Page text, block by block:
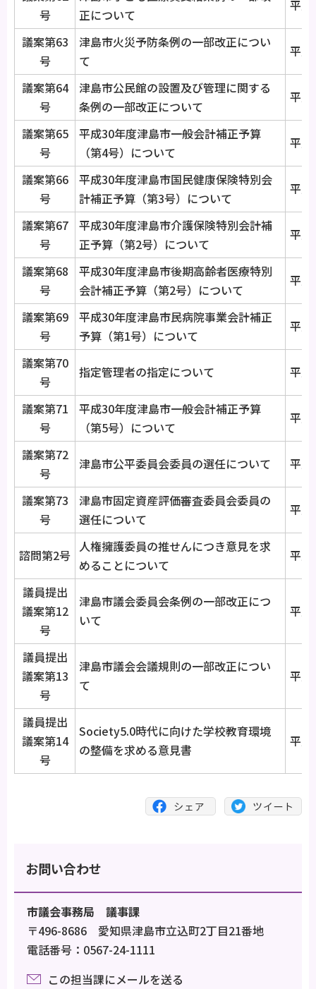
号
正について
平成
議案第63
号
津島市火災予防条例の一部改正につい
て
平成
議案第64
号
津島市公民館の設置及び管理に関する
条例の一部改正について
平成
議案第65
号
平成30年度津島市一般会計補正予算
（第4号）について
平成
議案第66
号
平成30年度津島市国民健康保険特別会
計補正予算（第3号）について
平成
議案第67
号
平成30年度津島市介護保険特別会計補
正予算（第2号）について
平成
議案第68
号
平成30年度津島市後期高齢者医療特別
会計補正予算（第2号）について
平成
議案第69
号
平成30年度津島市民病院事業会計補正
予算（第1号）について
平成
議案第70
号
指定管理者の指定について 平成
議案第71
号
平成30年度津島市一般会計補正予算
（第5号）について
平成
議案第72
号
津島市公平委員会委員の選任について 平成
議案第73
号
津島市固定資産評価審査委員会委員の
選任について
平成
諮問第2号
人権擁護委員の推せんにつき意見を求
めることについて
平成
議員提出
議案第12
号
津島市議会委員会条例の一部改正につ
いて
平成
議員提出
議案第13
号
津島市議会会議規則の一部改正につい
て
平成
議員提出
議案第14
号
Society5.0時代に向けた学校教育環境
の整備を求める意見書
平成
お問い合わせ
市議会事務局 議事課
〒496-8686 愛知県津島市立込町2丁目21番地
電話番号：0567-24-1111
この担当課にメールを送る